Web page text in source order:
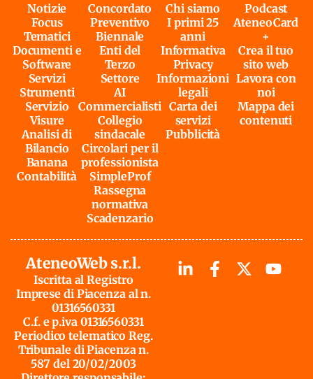
Notizie
Focus
Tematici
Documenti e
Software
Servizi
Strumenti
Servizio
Visure
Analisi di
Bilancio
Banana
Contabilità
Concordato
Preventivo
Biennale
Enti del
Terzo
Settore
AI
Commercialisti
Collegio
sindacale
Circolari per il
professionista
SimpleProf
Rassegna
normativa
Scadenzario
Chi siamo
I primi 25
anni
Informativa
Privacy
Informazioni
legali
Carta dei
servizi
Pubblicità
Podcast
AteneoCard
+
Crea il tuo
sito web
Lavora con
noi
Mappa dei
contenuti
AteneoWeb s.r.l.
Iscritta al Registro
Imprese di Piacenza al n.
01316560331
C.f. e p.iva 01316560331
Periodico telematico Reg.
Tribunale di Piacenza n.
587 del 20/02/2003